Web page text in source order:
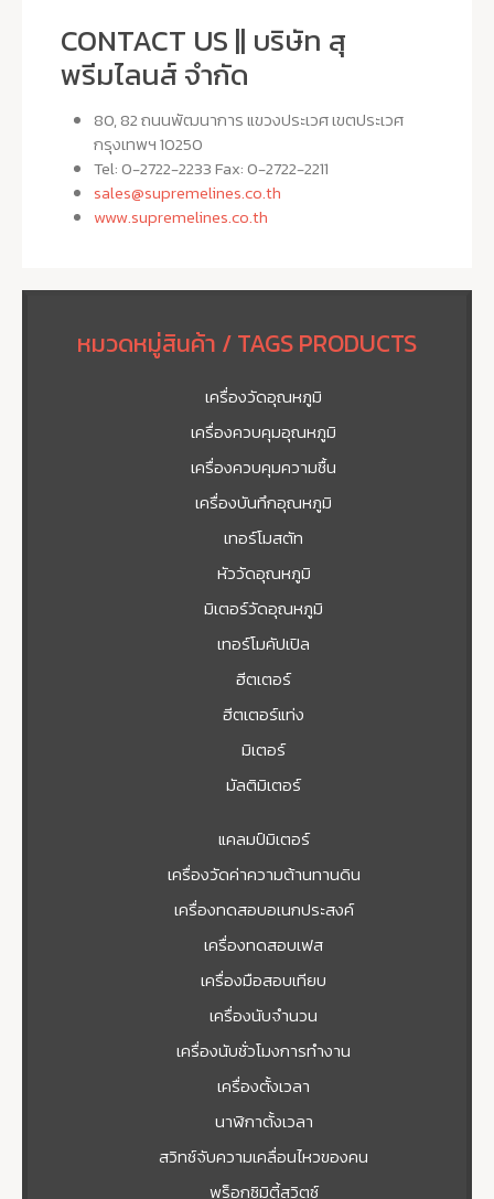
CONTACT US || บริษัท สุ
พรีมไลนส์ จำกัด
80, 82 ถนนพัฒนาการ แขวงประเวศ เขตประเวศ
กรุงเทพฯ 10250
Tel: 0-2722-2233 Fax: 0-2722-2211
sales@supremelines.co.th
www.supremelines.co.th
หมวดหมู่สินค้า / TAGS PRODUCTS
เครื่องวัดอุณหภูมิ
เครื่องควบคุมอุณหภูมิ
เครื่องควบคุมความชื้น
เครื่องบันทึกอุณหภูมิ
เทอร์โมสตัท
หัววัดอุณหภูมิ
มิเตอร์วัดอุณหภูมิ
เทอร์โมคัปเปิล
ฮีตเตอร์
ฮีตเตอร์แท่ง
มิเตอร์
มัลติมิเตอร์
แคลมป์มิเตอร์
เครื่องวัดค่าความต้านทานดิน
เครื่องทดสอบอเนกประสงค์
เครื่องทดสอบเฟส
เครื่องมือสอบเทียบ
เครื่องนับจำนวน
เครื่องนับชั่วโมงการทำงาน
เครื่องตั้งเวลา
นาฬิกาตั้งเวลา
สวิทช์จับความเคลื่อนไหวของคน
พร็อกซิมิตี้สวิตซ์